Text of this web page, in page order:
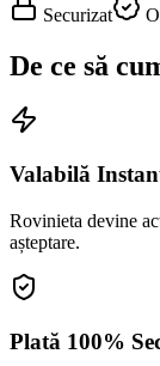
Securizat
De ce să
Valabilă
Rovinieta devine
așteptare.
Plată 100%